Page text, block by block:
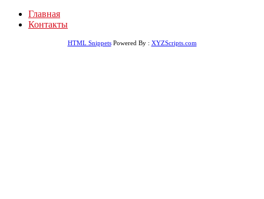
Главная
Контакты
HTML SnippetsPowered By : XYZScripts.com